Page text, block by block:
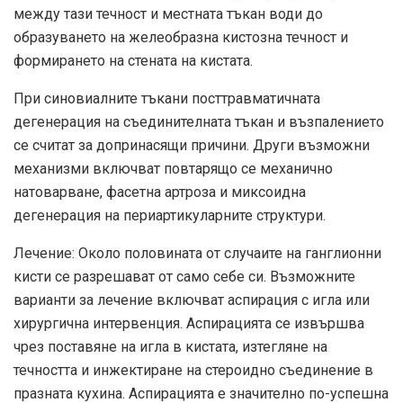
между тази течност и местната тъкан води до
образуването на желеобразна кистозна течност и
формирането на стената на кистата.
При синовиалните тъкани посттравматичната
дегенерация на съединителната тъкан и възпалението
се считат за допринасящи причини. Други възможни
механизми включват повтарящо се механично
натоварване, фасетна артроза и миксоидна
дегенерация на периартикуларните структури.
Лечение: Около половината от случаите на ганглионни
кисти се разрешават от само себе си. Възможните
варианти за лечение включват аспирация с игла или
хирургична интервенция. Аспирацията се извършва
чрез поставяне на игла в кистата, изтегляне на
течността и инжектиране на стероидно съединение в
празната кухина. Аспирацията е значително по-успешна